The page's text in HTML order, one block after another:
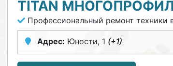
ТITAN
Профессиональный ремонт техники
Адрес: Юности, 1 (+1)